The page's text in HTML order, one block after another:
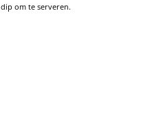
om te serveren.